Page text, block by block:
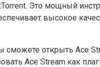
Это мощный
высокое
открыть Ace
Ace Stream как